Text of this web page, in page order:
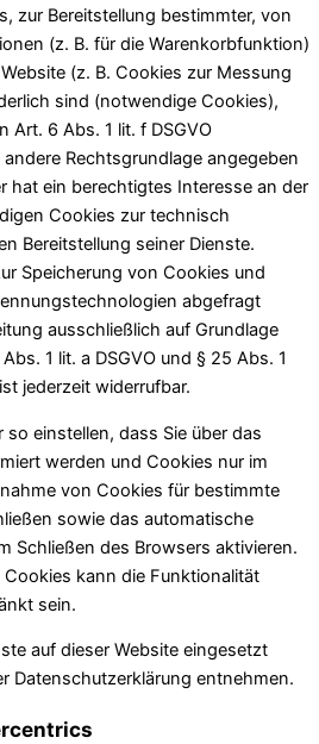
zur Bereitstellung bestimmter, von
(z. B. für die Warenkorbfunktion)
(z. B. Cookies zur Messung
sind (notwendige Cookies),
Art. 6 Abs. 1 lit. f DSGVO
Rechtsgrundlage angegeben
hat ein berechtigtes Interesse an der
Cookies zur technisch
Bereitstellung seiner Dienste.
Speicherung von Cookies und
abgefragt
ausschließlich auf Grundlage
1 lit. a DSGVO und § 25 Abs. 1
jederzeit widerrufbar.
einstellen, dass Sie über das
werden und Cookies nur im
von Cookies für bestimmte
sowie das automatische
Schließen des Browsers aktivieren.
kann die Funktionalität
sein.
auf dieser Website eingesetzt
Datenschutzerklärung entnehmen.